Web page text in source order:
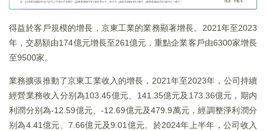
得益於客戶規模的增長，京東工業的業務顯著增長。2021年至2023
年，交易額由174億元增長至261億元，重點企業客戶由6300家增長
至9500家。
業務擴張推動了京東工業收入的增長，2021年至2023年，公司持續
經營業務收入分别為103.45億元、141.35億元及173.36億元，期内
利潤分别為-12.59億元、-12.69億元及479.9萬元，經調整淨利潤分
别為4.41億元、7.66億元及9.01億元。於2024年上半年，公司收入